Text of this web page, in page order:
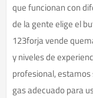
que funcionan con
de la gente elige el
123forja vende
y niveles de
profesional,
gas adecuado para